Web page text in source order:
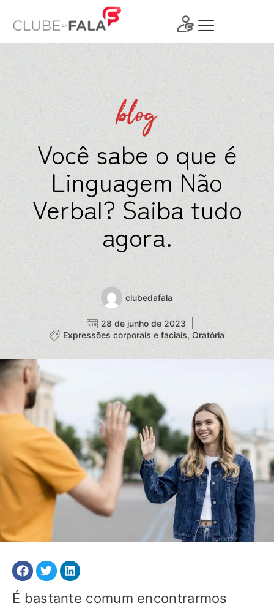
para
blog
Você sabe o que é
Linguagem Não
Verbal? Saiba tudo
agora.
clubedafala
28 de junho de 2023
Expressões corporais e faciais,Oratória
É bastante comum encontrarmos